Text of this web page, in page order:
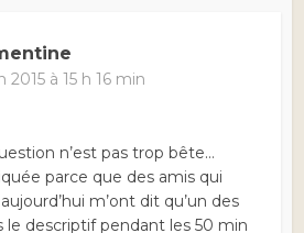
2015 à 15 h 16 min
n’est pas trop bête…
parce que des amis qui
m’ont dit qu’un des
le descriptif pendant les 50 min